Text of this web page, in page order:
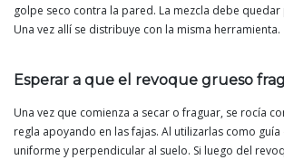
golpe seco contra la pared. La mezcla debe
Una vez allí se distribuye con la misma herramienta.
Esperar a que el revoque grueso
Una vez que comienza a secar o fraguar, se rocía
regla apoyando en las fajas. Al utilizarlas como
uniforme y perpendicular al suelo. Si luego del